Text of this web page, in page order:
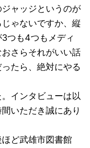
ャッジというのが
ゃないですか、縦
つも4つもメディ
さらそれがいい話
たら、絶対にやる
インタビューは以
いただき誠にあり
ほど武雄市図書館